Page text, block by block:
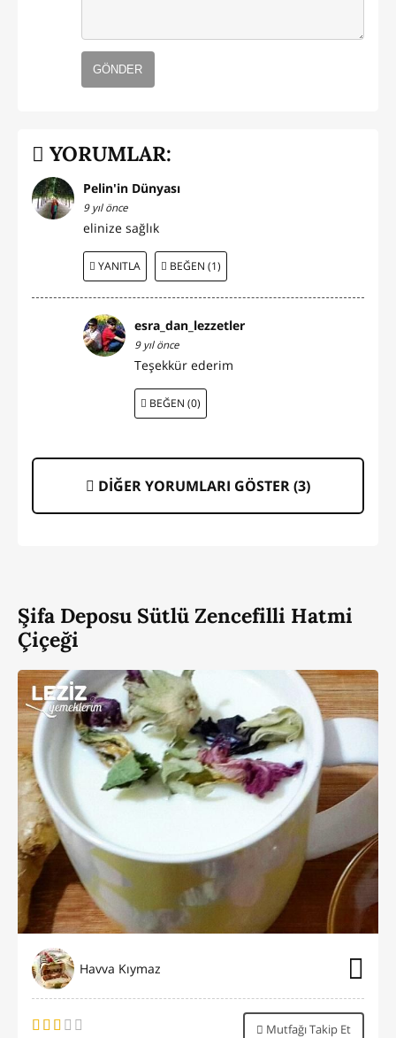
GÖNDER
YORUMLAR:
Pelin'in Dünyası
9 yıl önce
elinize sağlık
YANITLA BEĞEN (1)
esra_dan_lezzetler
9 yıl önce
Teşekkür ederim
BEĞEN (0)
DİĞER YORUMLARI GÖSTER (3)
Şifa Deposu Sütlü Zencefilli Hatmi
Çiçeği
Havva Kıymaz
Mutfağı Takip Et